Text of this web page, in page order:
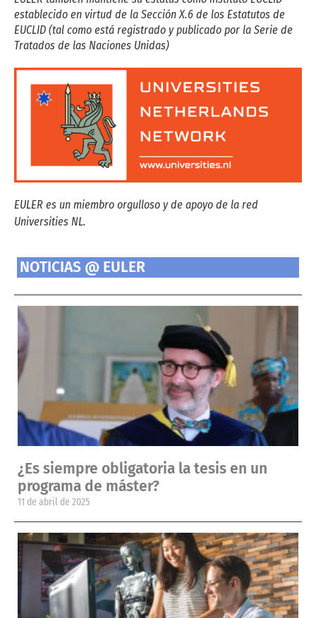
establecido en virtud de la Sección X.6 de los Estatutos de
EUCLID (tal como está registrado y publicado por la Serie de
Tratados de las Naciones Unidas)
EULER es un miembro orgulloso y de apoyo de la red
Universities NL.
NOTICIAS @ EULER
¿Es siempre obligatoria la tesis en un
programa de máster?
11 de abril de 2025